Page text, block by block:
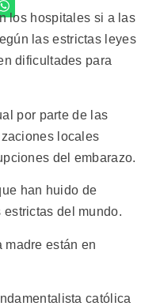
los hospitales si a las
las estrictas leyes
dificultades para
por parte de las
locales
del embarazo.
han huido de
del mundo.
madre están en
católica